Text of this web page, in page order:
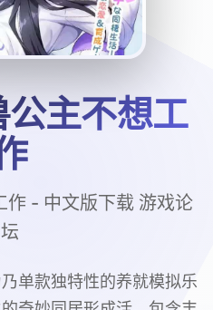
主不想工
作 - 中文版下载 游戏论
坛
单款独特性的养就模拟乐